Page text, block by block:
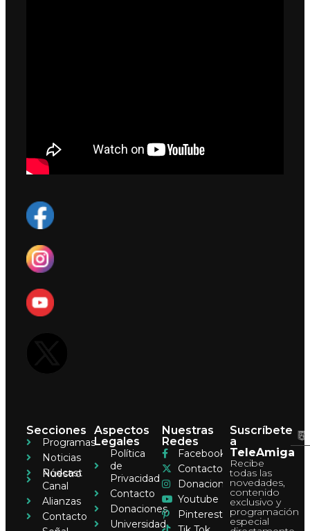
Secciones
Programas
Noticias
Pódcast
Nuestro
Canal
Alianzas
Contacto
Aspectos
Legales
Política
de
Privacidad
Contacto
Donaciones
Universidad
Nuestras
Redes
Facebook
Contacto
Donaciones
Youtube
Pinterest
Suscríbete
a
TeleAmiga
Recibe
todas las
novedades,
contenido
exclusivo y
programación
especial